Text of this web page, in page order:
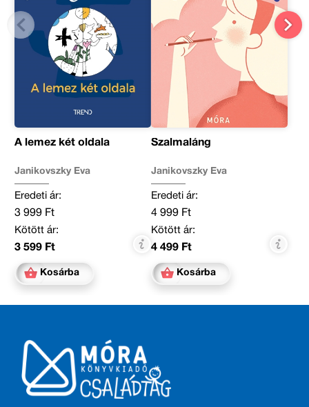
A lemez két oldala
Janikovszky Éva
Eredeti ár:
3 999 Ft
Kötött ár:
3 599 Ft
Kosárba
Szalmaláng
Janikovszky Éva
Eredeti ár:
4 999 Ft
Kötött ár:
4 499 Ft
Kosárba